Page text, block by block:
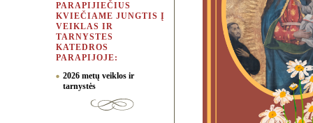
PARAPIJIEČIUS
KVIEČIAME JUNGTIS Į
VEIKLAS IR
TARNYSTES
KATEDROS
PARAPIJOJE:
2026 metų veiklos ir
tarnystės